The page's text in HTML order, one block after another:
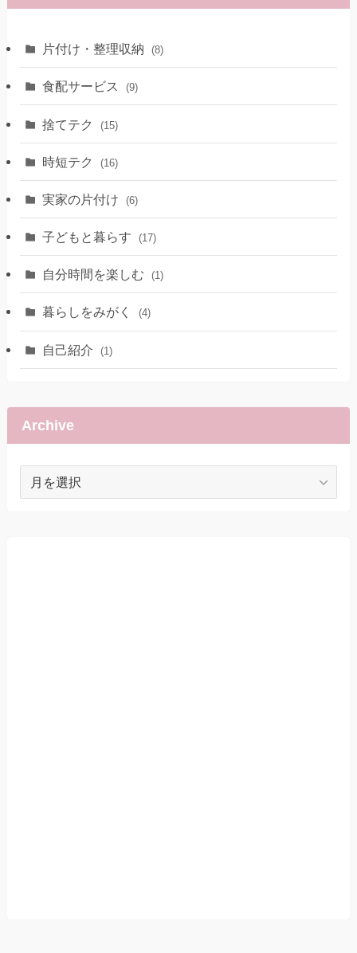
片付け・整理収納 (8)
食配サービス (9)
捨てテク (15)
時短テク (16)
実家の片付け (6)
子どもと暮らす (17)
自分時間を楽しむ (1)
暮らしをみがく (4)
自己紹介 (1)
Archive
Archive